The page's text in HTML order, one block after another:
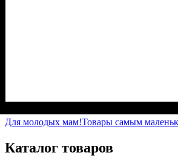
Для молодых мам!Товары самым
Каталог товаров